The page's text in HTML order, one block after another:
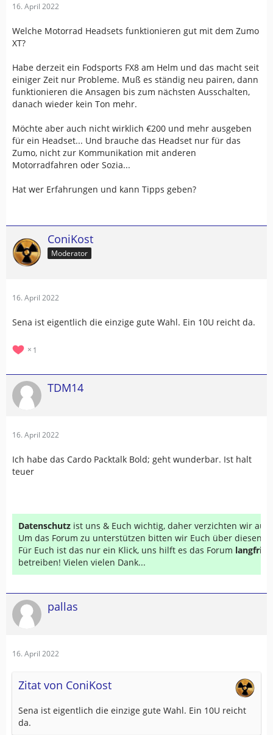
16. April 2022
Welche Motorrad Headsets funktionieren gut mit dem Zumo
XT?
Habe derzeit ein Fodsports FX8 am Helm und das macht seit
einiger Zeit nur Probleme. Muß es ständig neu pairen, dann
funktionieren die Ansagen bis zum nächsten Ausschalten,
danach wieder kein Ton mehr.
Möchte aber auch nicht wirklich €200 und mehr ausgeben
für ein Headset... Und brauche das Headset nur für das
Zumo, nicht zur Kommunikation mit anderen
Motorradfahren oder Sozia...
Hat wer Erfahrungen und kann Tipps geben?
ConiKost
Moderator
16. April 2022
Sena ist eigentlich die einzige gute Wahl. Ein 10U reicht da.
1
TDM14
16. April 2022
Ich habe das Cardo Packtalk Bold; geht wunderbar. Ist halt
teuer
Datenschutz ist uns & Euch wichtig, daher verzichten wir auf
Um das Forum zu unterstützen bitten wir Euch über diesen
Für Euch ist das nur ein Klick, uns hilft es das Forum
betreiben! Vielen vielen Dank...
pallas
16. April 2022
Zitat von ConiKost
Sena ist eigentlich die einzige gute Wahl. Ein 10U reicht
da.